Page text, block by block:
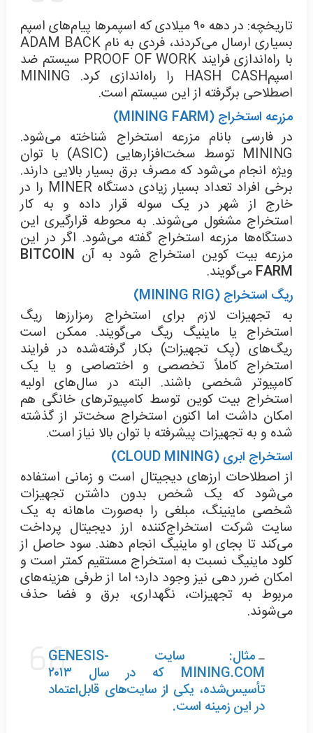
تاریخچه: در دهه ۹۰ میلادی که اسپمرها پیام‌های اسپم
بسیاری ارسال می‌کردند، فردی به نام ADAM BACK
با راه‌اندازی فرایند PROOF OF WORK سیستم ضد
اسپمHASH CASH را راه‌اندازی کرد. MINING
اصطلاحی برگرفته از این سیستم است.
مزرعه استخراج (MINING FARM)
در فارسی بانام مزرعه استخراج شناخته می‌شود.
MINING توسط سخت‌افزارهایی (ASIC) با توان
ویژه انجام می‌شود که مصرف برق بسیار بالایی دارند.
برخی افراد تعداد بسیار زیادی دستگاه MINER را در
خارج از شهر در یک سوله قرار داده و به کار
استخراج مشغول می‌شوند. به محوطه قرارگیری این
دستگاه‌ها مزرعه استخراج گفته می‌شود. اگر در این
مزرعه بیت کوین استخراج شود به آن BITCOIN
FARM می‌گویند.
ریگ استخراج (MINING RIG)
به تجهیزات لازم برای استخراج رمزارزها ریگ
استخراج یا ماینیگ ریگ می‌گویند. ممکن است
ریگ‌های (پک تجهیزات) بکار گرفته‌شده در فرایند
استخراج کاملاً تخصصی و اختصاصی و یا یک
کامپیوتر شخصی باشند. البته در سال‌های اولیه
استخراج بیت کوین توسط کامپیوترهای خانگی هم
امکان داشت اما اکنون استخراج سخت‌تر از گذشته
شده و به تجهیزات پیشرفته با توان بالا نیاز است.
استخراج ابری (CLOUD MINING)
از اصطلاحات ارزهای دیجیتال است و زمانی استفاده
می‌شود که یک شخص بدون داشتن تجهیزات
شخصی ماینینگ، مبلغی را به‌صورت ماهانه به یک
سایت شرکت استخراج‌کننده ارز دیجیتال پرداخت
می‌کند تا بجای او ماینیگ انجام دهند. سود حاصل از
کلود ماینیگ نسبت به استخراج مستقیم کمتر است و
امکان ضرر دهی نیز وجود دارد؛ اما از طرفی هزینه‌های
مربوط به تجهیزات، نگهداری، برق و فضا حذف
می‌شوند.
مثال: سایت GENESIS-
MINING.COM که در سال ۲۰۱۳
تأسیس‌شده، یکی از سایت‌های قابل‌اعتماد
در این زمینه است.